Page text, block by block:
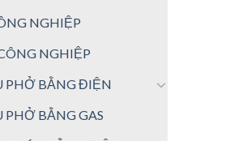
NGHIỆP
NGHIỆP
PHỞ BẰNG ĐIỆN
PHỞ BẰNG GAS